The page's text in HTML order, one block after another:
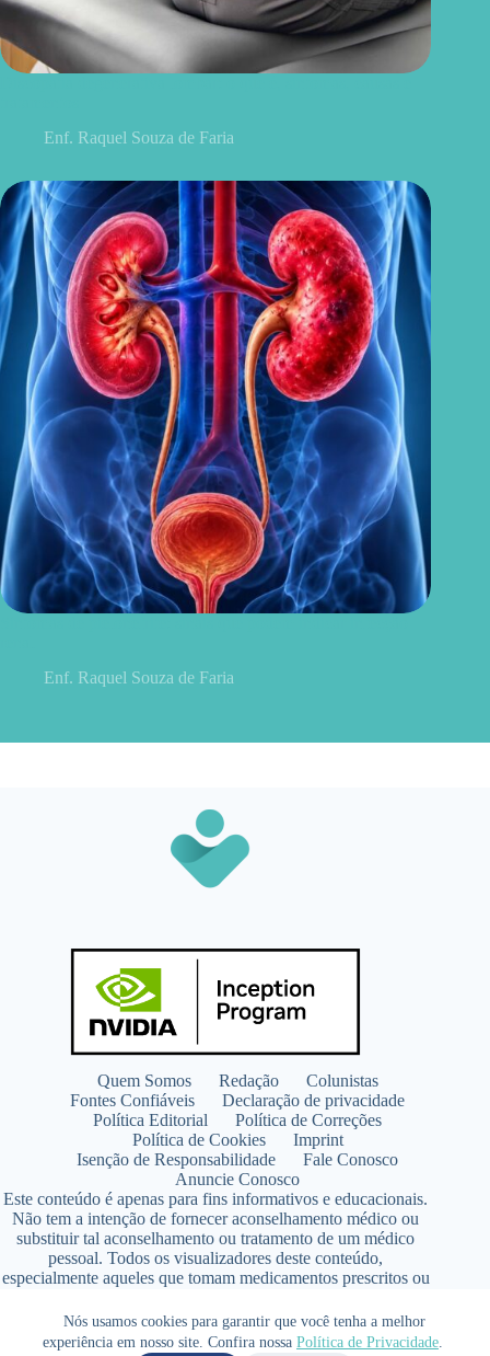
Nós usamos cookies para garantir que você tenha a melhor
experiência em nosso site. Confira nossa Política de Privacidade.
Enf. Raquel Souza de Faria
Enf. Raquel Souza de Faria
Quem Somos Redação
Colunistas
Fontes Confiáveis
Declaração de privacidade
Política Editorial
Política de Correções
Política de Cookies
Imprint
Isenção de Responsabilidade
Fale Conosco
Anuncie Conosco
Este conteúdo é apenas para fins informativos e educacionais.
Não tem a intenção de fornecer aconselhamento médico ou
substituir tal aconselhamento ou tratamento de um médico
pessoal. Todos os visualizadores deste conteúdo,
especialmente aqueles que tomam medicamentos prescritos ou
qualquer programa de nutrição, suplementação ou estilo de
vida.